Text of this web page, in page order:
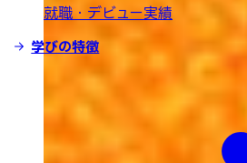
就職・デビュー実績
学びの特徴